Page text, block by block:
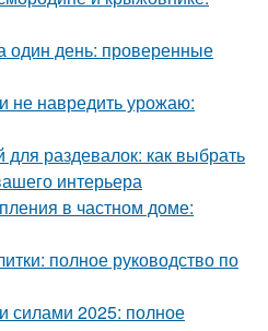
один день: проверенные
не навредить урожаю:
раздевалок: как выбрать
интерьера
в частном доме:
полное руководство по
силами 2025: полное